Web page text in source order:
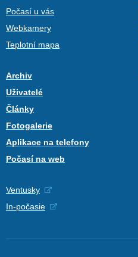
Počasí u vás
Webkamery
Teplotní mapa
Archiv
Uživatelé
Články
Fotogalerie
Aplikace na telefony
Počasí na web
Ventusky
In-počasie